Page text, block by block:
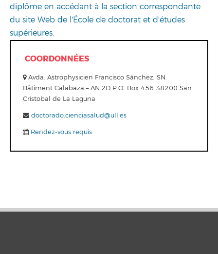
diplôme en accédant à la section correspondante
du site Web de l'École de doctorat et d'études
supérieures.
COORDONNÉES
Avda. Astrophysicien Francisco Sánchez, SN.
Bâtiment Calabaza – AN.2D P.O. Box 456 38200 San
Cristobal de La Laguna
doctorado.cienciasalud@ull.es
Rendez-vous requis